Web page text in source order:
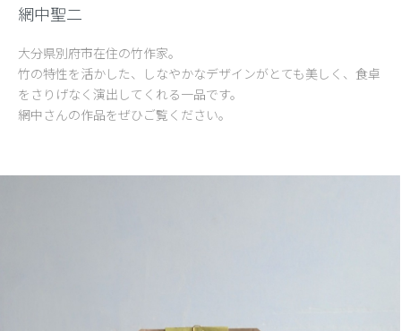
網中聖二
大分県別府市在住の竹作家。
竹の特性を活かした、しなやかなデザインがとても美しく、食卓
をさりげなく演出してくれる一品です。
網中さんの作品をぜひご覧ください。